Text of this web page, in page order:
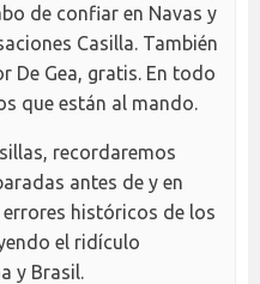
de confiar en Navas y
Casilla. También
De Gea, gratis. En todo
que están al mando.
recordaremos
antes de y en
históricos de los
el ridículo
y Brasil.